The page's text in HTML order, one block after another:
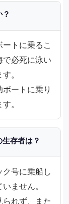
トに乗るこ
で必死に泳い
。
ートに乗り
。
存者は？
号に乗船し
ません。
れず、また